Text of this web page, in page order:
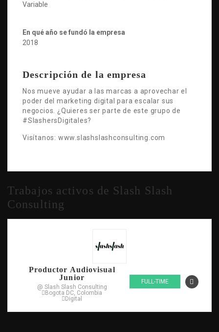
Variable
En qué año se fundó la empresa
2018
Descripción de la empresa
Nos mueve ayudar a las marcas a aprovechar el
poder del marketing digital para escalar sus
negocios. ¿Quieres ser parte de este grupo de
#SlashersDigitales?
Visítanos: www.slashslashconsulting.com
Trabajos activos de Slash Slash
Consulting
Productor Audiovisual
Junior
@ Slash Slash Consulting
Bogota DC, Colombia
Digital
FULL-TIME